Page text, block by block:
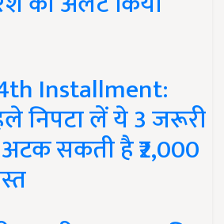
Installment:
निपटा लें ये 3 जरूरी
सकती है ₹2,000